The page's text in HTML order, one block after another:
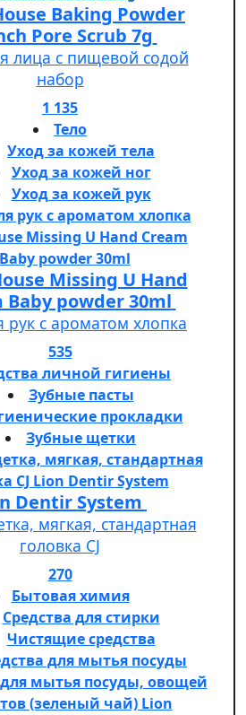
Baking Powder
Pore Scrub 7g
лица с пищевой содой
набор
1 135
Тело
Уход за кожей тела
Уход за кожей ног
Уход за кожей рук
Missing U Hand
Baby powder 30ml
рук с ароматом хлопка
535
личной гигиены
Зубные пасты
прокладки
Зубные щетки
Dentir System
мягкая, стандартная
головка СJ
270
Бытовая химия
Средства для стирки
Чистящие средства
для мытья посуды